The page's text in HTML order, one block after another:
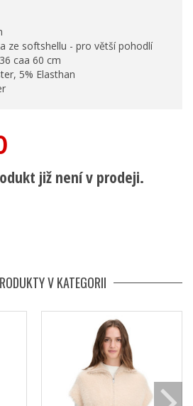
ze softshellu - pro větší pohodlí
caa 60 cm
5% Elasthan
již není v prodeji.
V KATEGORII